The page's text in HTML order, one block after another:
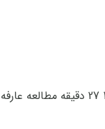
27 دقیقه مطالعه